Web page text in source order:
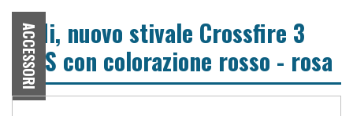
ACCESSORI
Sidi, nuovo stivale Crossfire 3
SRS con colorazione rosso - rosa